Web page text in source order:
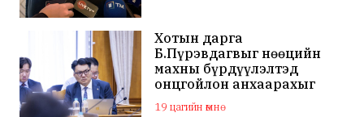
Хотын дарга
Б.Пүрэвдагвыг нөөцийн
махны бүрдүүлэлтэд
онцгойлон анхаарахыг
үүрэг болголоо
19 цагийн өмнө